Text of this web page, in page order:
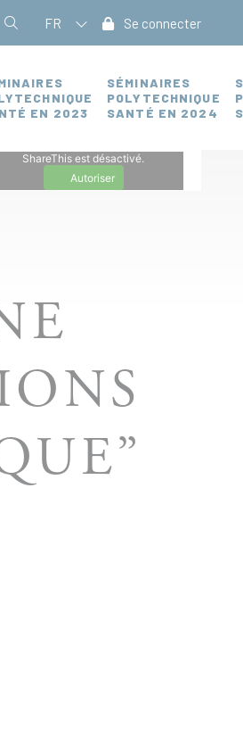
FR Se connecter
EN 2023
SÉMINAIRES
POLYTECHNIQUE
SANTÉ EN 2024
ShareThis est désactivé.
Autoriser